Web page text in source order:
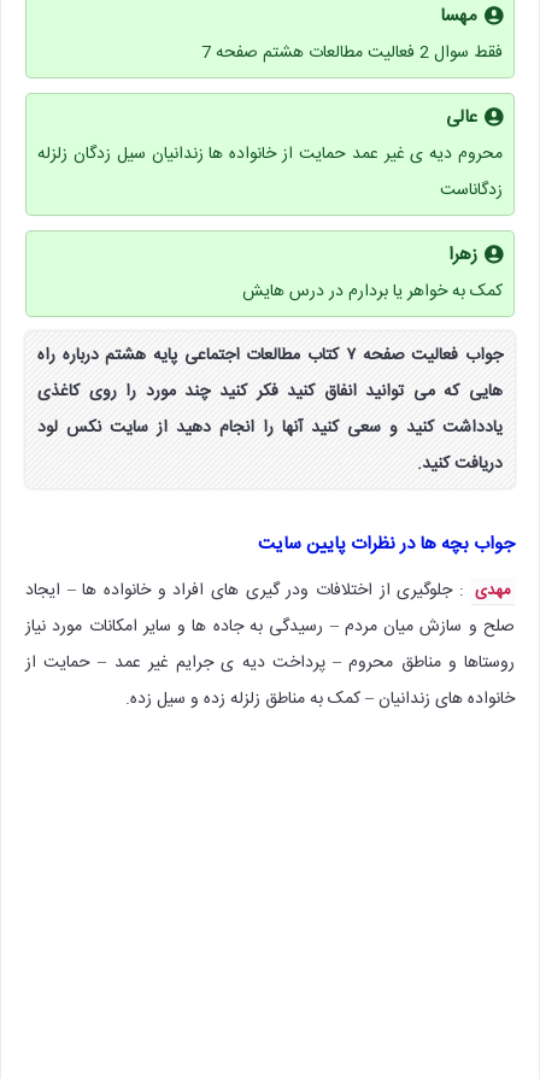
مهسا
فقط سوال 2 فعالیت مطالعات هشتم صفحه 7
عالی
محروم دیه ی غیر عمد حمایت از خانواده ها زندانیان سیل زدگان زلزله
زدگاناست
زهرا
کمک به خواهر یا بردارم در درس هایش
جواب فعالیت صفحه ۷ کتاب مطالعات اجتماعی پایه هشتم درباره راه
هایی که می توانید انفاق کنید فکر کنید چند مورد را روی کاغذی
یادداشت کنید و سعی کنید آنها را انجام دهید از سایت نکس لود
دریافت کنید.
جواب بچه ها در نظرات پایین سایت
مهدی : جلوگیری از اختلافات ودر گیری های افراد و خانواده ها – ایجاد
صلح و سازش میان مردم – رسیدگی به جاده ها و سایر امکانات مورد نیاز
روستاها و مناطق محروم – پرداخت دیه ی جرایم غیر عمد – حمایت از
خانواده های زندانیان – کمک به مناطق زلزله زده و سیل زده.